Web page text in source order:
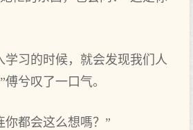
学习的时候，就会发现我们人
兮叹了一口气。
你都会这么想嗎？”